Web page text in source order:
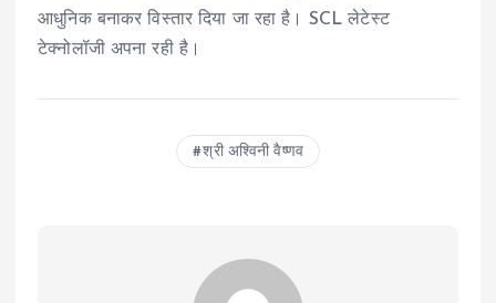
आधुनिक बनाकर विस्‍तार दिया जा रहा है। SCL लेटेस्ट
टेक्नोलॉजी अपना रही है।
श्री अश्विनी वैष्णव